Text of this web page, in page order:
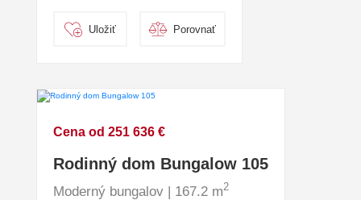
Uložiť Porovnať
Cena od 251 636 €
Rodinný dom Bungalow 105
Moderný bungalov | 167.2 m2